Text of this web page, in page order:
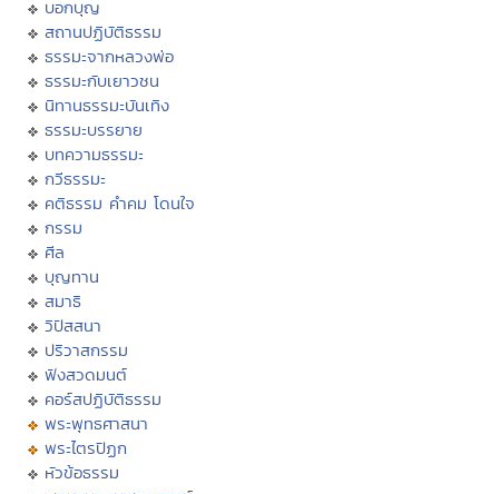
บอกบุญ
สถานปฏิบัติธรรม
ธรรมะจากหลวงพ่อ
ธรรมะกับเยาวชน
นิทานธรรมะบันเทิง
ธรรมะบรรยาย
บทความธรรมะ
กวีธรรมะ
คติธรรม คำคม โดนใจ
กรรม
ศีล
บุญทาน
สมาธิ
วิปัสสนา
ปริวาสกรรม
ฟังสวดมนต์
คอร์สปฏิบัติธรรม
พระพุทธศาสนา
พระไตรปิฏก
หัวข้อธรรม